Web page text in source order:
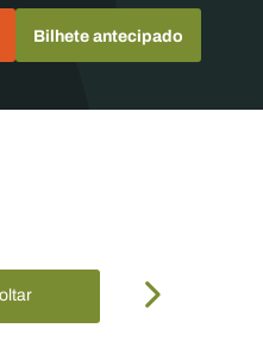
Bilhete antecipado